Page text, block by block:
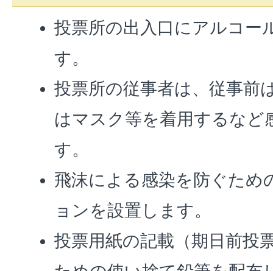
投票所の出入口にアルコー
す。
投票所の従事者は、従事前
はマスク等を着用するなど
す。
飛沫による感染を防ぐため
ョンを設置します。
投票用紙の記載（期日前投